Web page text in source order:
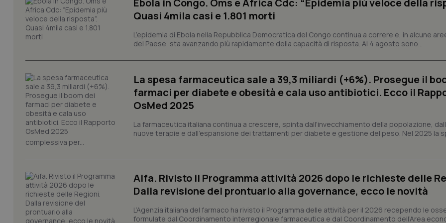
Ebola in Congo. Oms e Africa Cdc: “Epidemia più veloce della
Quasi 4mila casi e 1.801 morti
L’epidemia di Ebola nella Repubblica Democratica del Congo continua a correre e, in alcune
del Paese, sta avanzando più rapidamente della capacità di risposta. Al 4 agosto sono...
La spesa farmaceutica sale a 39,3 miliardi (+6%). Prosegue il
farmaci per diabete e obesità e cala uso antibiotici. Ecco il
OsMed 2025
La farmaceutica italiana continua a crescere, spinta dall'invecchiamento della popolazione,
nuove terapie e dall'espansione dei trattamenti per diabete e gestione del peso. Nel 2025 la
complessiva per...
Aifa. Rivisto il Programma attività 2026 dopo le richieste delle
Dalla revisione del prontuario alla governance, ecco le novità
L’Agenzia italiana del farmaco ha rivisto il Programma delle attività per il 2026 recependo le
formulate dal Coordinamento interregionale farmaceutica e dal Coordinamento dell’Area
I cookie necessari contribuiscono a rendere fruibile il sito web abilitandone funzionalità di base quali la
e l'accesso alle aree protette del sito. Il sito web non è in grado di funzionare correttamente senza questi
Nome
Fornitore/Dominio Scadenza
Descrizione
.youtube.com
5 mesi 4
settimane
Questo cookie viene utilizzato
scelte di consenso e privacy
interazione con il sito. Registra i
del visitatore riguardo a varie
CookieScriptConsent
CookieScript
www.quotidianosanita.it
5 mesi 3
settimane
Questo cookie viene utilizzato
Script.com per ricordare le
sui cookie dei visitatori. È
2 giorni
tracking-sites-ironfish-
www.quotidianosanita.it
4
2 giorni
Questo cookie è impostato